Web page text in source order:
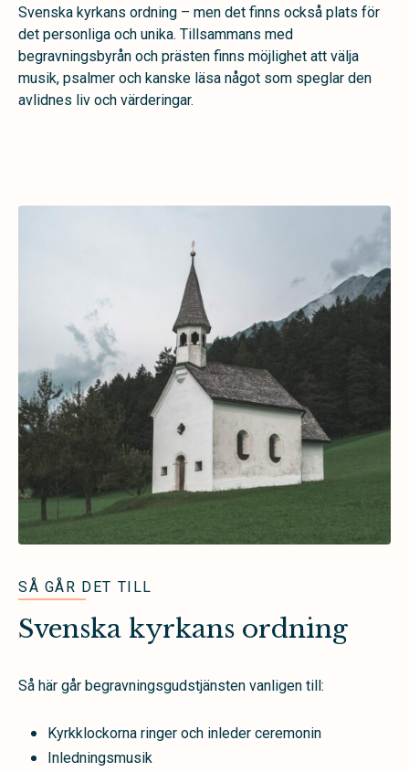
Svenska kyrkans ordning – men det finns också plats för
det personliga och unika. Tillsammans med
begravningsbyrån och prästen finns möjlighet att välja
musik, psalmer och kanske läsa något som speglar den
avlidnes liv och värderingar.
SÅ GÅR DET TILL
Svenska kyrkans ordning
Så här går begravningsgudstjänsten vanligen till:
Kyrkklockorna ringer och inleder ceremonin
Inledningsmusik